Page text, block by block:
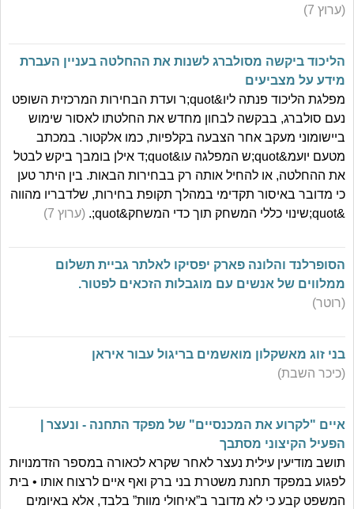
(ערוץ 7)
הליכוד ביקשה מסולברג לשנות את ההחלטה בעניין העברת
מידע על מצביעים
מפלגת הליכוד פנתה ליו&quot;ר ועדת הבחירות המרכזית השופט
נעם סולברג, בבקשה לבחון מחדש את החלטתו לאסור שימוש
ביישומוני מעקב אחר הצבעה בקלפיות, כמו אלקטור. במכתב
מטעם יועמ&quot;ש המפלגה עו&quot;ד אילן בומבך ביקש לבטל
את ההחלטה, או להחיל אותה רק בבחירות הבאות. בין היתר טען
כי מדובר באיסור תקדימי במהלך תקופת בחירות, שלדבריו מהווה
&quot;שינוי כללי המשחק תוך כדי המשחק&quot;.
(ערוץ 7)
הסופרלנד והלונה פארק יפסיקו לאלתר גביית תשלום
ממלווים של אנשים עם מוגבלות הזכאים לפטור.
(רוטר)
בני זוג מאשקלון מואשמים בריגול עבור איראן
(כיכר השבת)
איים "לקרוע את המכנסיים" של מפקד התחנה - ונעצר |
הפעיל הקיצוני מסתבך
תושב מודיעין עילית נעצר לאחר שקרא לכאורה במספר הזדמנויות
לפגוע במפקד תחנת משטרת בני ברק ואף איים לרצוח אותו • בית
המשפט קבע כי לא מדובר ב”איחולי מוות” בלבד, אלא באיומים